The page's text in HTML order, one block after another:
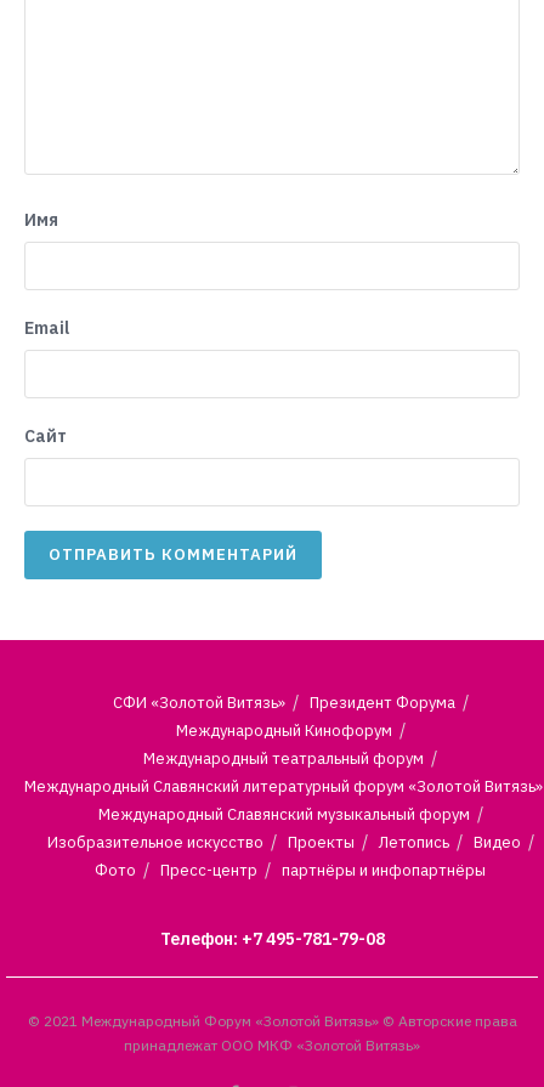
Имя
Email
Сайт
СФИ «Золотой Витязь»
Президент Форума
Международный Кинофорум
Международный театральный форум
Международный Славянский литературный форум «Золотой Витязь»
Международный Славянский музыкальный форум
Изобразительное искусство
Проекты Летопись
Видео
Фото
Пресс-центр партнёры и инфопартнёры
Телефон: +7 495-781-79-08
© 2021 Международный Форум «Золотой Витязь» © Авторские права
принадлежат ООО МКФ «Золотой Витязь»